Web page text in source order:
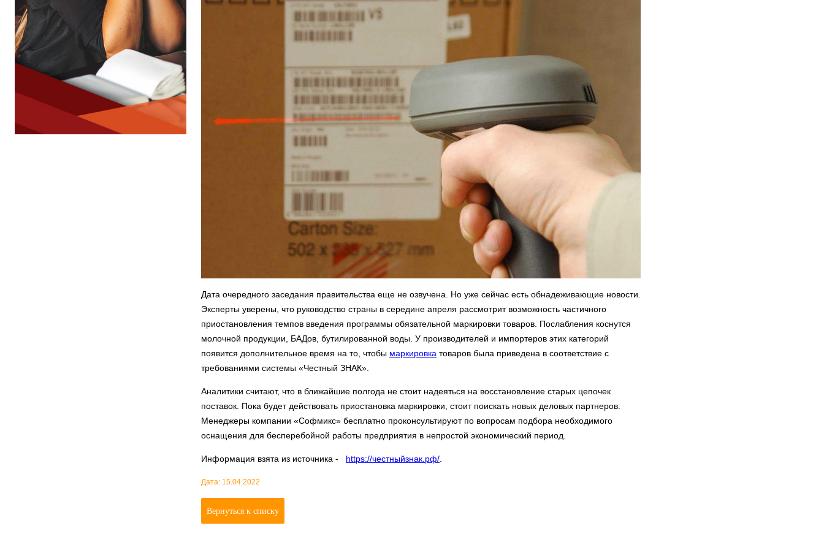
Дата очередного заседания правительства еще не озвучена. Но уже сейчас есть обнадеживающие новости.
Эксперты уверены, что руководство страны в середине апреля рассмотрит возможность частичного
приостановления темпов введения программы обязательной маркировки товаров. Послабления коснутся
молочной продукции, БАДов, бутилированной воды. У производителей и импортеров этих категорий
появится дополнительное время на то, чтобы маркировка товаров была приведена в соответствие с
требованиями системы «Честный ЗНАК».
Аналитики считают, что в ближайшие полгода не стоит надеяться на восстановление старых цепочек
поставок. Пока будет действовать приостановка маркировки, стоит поискать новых деловых партнеров.
Менеджеры компании «Софмикс» бесплатно проконсультируют по вопросам подбора необходимого
оснащения для бесперебойной работы предприятия в непростой экономический период.
Информация взята из источника - https://честныйзнак.рф/.
Дата: 15.04.2022
Вернуться к списку